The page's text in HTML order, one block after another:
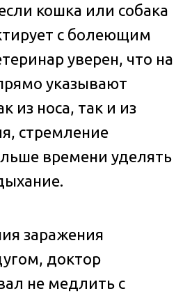
кошка или собака
с болеющим
уверен, что на
указывают
из носа, так и из
стремление
времени уделять
заражения
доктор
не медлить с